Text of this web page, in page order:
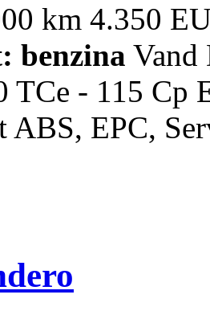
km 4.350
benzina
TCe - 115 Cp
ABS, EPC,